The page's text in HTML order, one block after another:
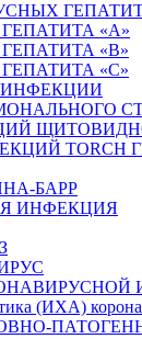
«А»
«В»
«С»
TORCH
БАРР
ИНФЕКЦИЯ
(ИХА)